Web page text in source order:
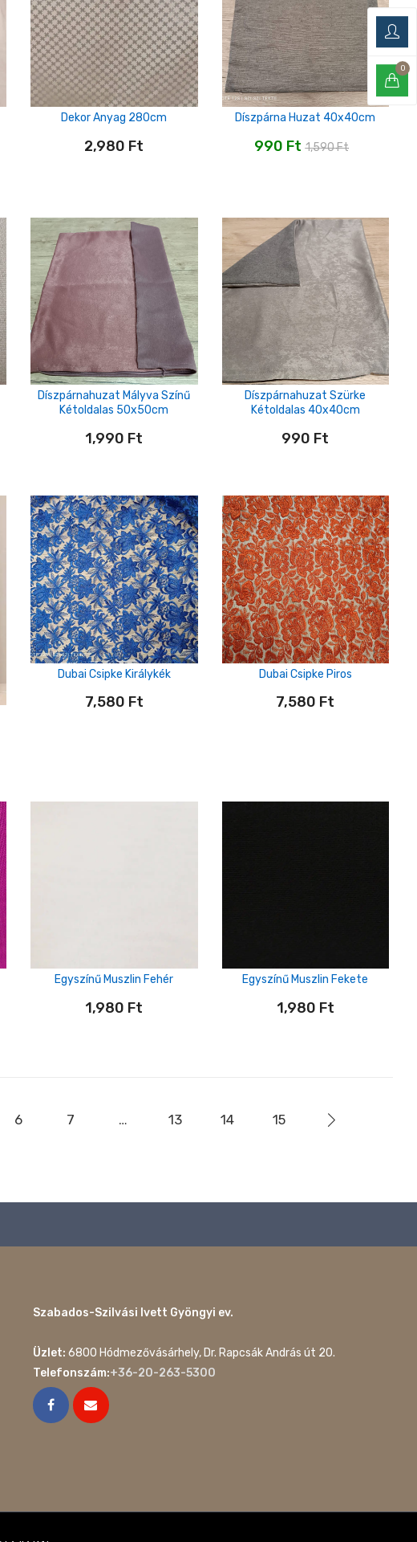
Dekor Anyag 280cm
2,980 Ft
Díszpárna Huzat 40x40cm
1,590Ft
990 Ft
Díszpárnahuzat Mályva Színű
Kétoldalas 50x50cm
1,990 Ft
Díszpárnahuzat Szürke
Kétoldalas 40x40cm
990 Ft
Dubai Csipke Királykék
7,580 Ft
Dubai Csipke Piros
7,580 Ft
Egyszínű Muszlin Fehér
1,980 Ft
Egyszínű Muszlin Fekete
1,980 Ft
6 7 … 13 14 15
Szabados-Szilvási Ivett Gyöngyi ev.
Üzlet: 6800 Hódmezővásárhely, Dr. Rapcsák András út 20.
Telefonszám:+36-20-263-5300
0